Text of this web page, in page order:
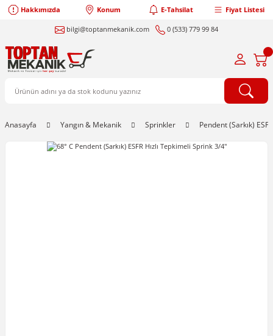
Hakkımızda Konum E-Tahsilat Fiyat Listesi
bilgi@toptanmekanik.com 0 (533) 779 99 84
Anasayfa Yangın & Mekanik Sprinkler Pendent (Sarkık)